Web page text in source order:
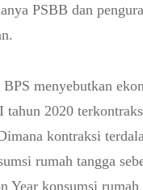
PSBB dan
BPS menyebutkan
tahun 2020
kontraksi
rumah tangga
Year konsumsi